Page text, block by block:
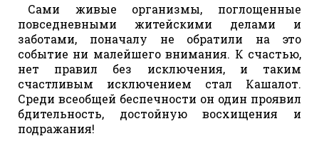
Сами живые организмы, поглощенные
повседневными житейскими делами и
заботами, поначалу не обратили на это
событие ни малейшего внимания. К счастью,
нет правил без исключения, и таким
счастливым исключением стал Кашалот.
Среди всеобщей беспечности он один проявил
бдительность, достойную восхищения и
подражания!